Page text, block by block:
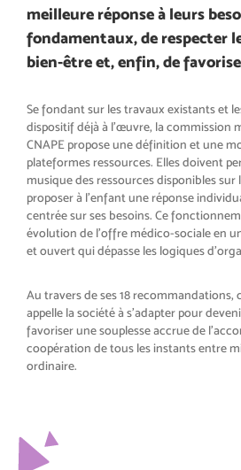
meilleure réponse à leurs
fondamentaux, de respecter
bien-être et, enfin, de
Se fondant sur les travaux existants et
dispositif déjà à l’œuvre, la commission
CNAPE propose une définition et une
plateformes ressources. Elles doivent
musique des ressources disponibles
proposer à l’enfant une réponse
centrée sur ses besoins. Ce
évolution de l’offre médico-sociale en
et ouvert qui dépasse les logiques
Au travers de ses 18
appelle la société à s’adapter pour
favoriser une souplesse accrue de
coopération de tous les instants entre
ordinaire.